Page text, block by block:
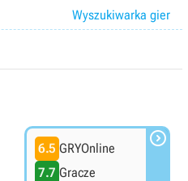
Wyszukiwarka gier
6.5 GRYOnline
7.7 Gracze
